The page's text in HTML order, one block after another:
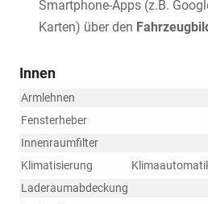
Smartphone-Apps (z.B.
Karten) über den
Innen
Armlehnen
Fensterheber
Innenraumfilter
Klimatisierung
Laderaumabdeckung